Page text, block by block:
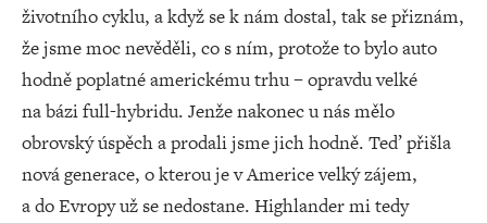
životního cyklu, a když se k nám dostal, tak se přiznám,
že jsme moc nevěděli, co s ním, protože to bylo auto
hodně poplatné americkému trhu – opravdu velké
na bázi full-hybridu. Jenže nakonec u nás mělo
obrovský úspěch a prodali jsme jich hodně. Teď přišla
nová generace, o kterou je v Americe velký zájem,
a do Evropy už se nedostane. Highlander mi tedy